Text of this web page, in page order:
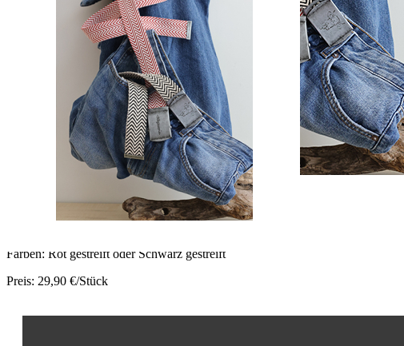
Zum Warenkorb hinzufügen
Zur Wunschliste hinzufügen
Rustikaler Baumwollgürtel mit stufenlos verstellbarer Koppelschnalle.
- Gesamtlänge ca. 120 cm, einfach kürzbar
Beschreibung
Der Gürtel ist mit einer Koppelschnalle im rustikalen Stil versehen (Qualität
Er ist sehr einfach selber kürzbar: klappen Sie die Schnalle auf und
Koppelschnalle: verzinkt altsilber nickelfrei 40 mm inkl. Endstück
Farben: Rot gestreift oder Schwarz gestreift
Preis: 29,90 €/Stück